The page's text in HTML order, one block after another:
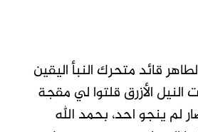
قائد متحرك النبأ اليقين
الأزرق قلتوا لي مقجة
لم ينجو احد، بحمد الله